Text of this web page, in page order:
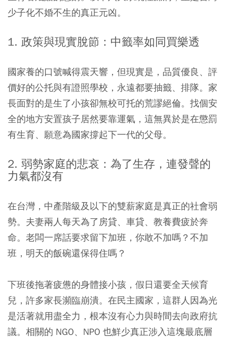
少子化不婚不生的真正元凶。
1. 政策與現實脫節：中籤率如同買樂透
國家養的口號喊得震天響，但現實是，品質優良、評
價好的公托與有證照學校，永遠都要抽籤、排隊。家
長面對的是生了小孩卻無校可托的荒謬絕倫。找個安
全的地方安置孩子居然要靠運氣，這無異於是在懲罰
有生育、願意為國家撐起下一代的父母。
2. 弱勢家庭的悲哀：為了生存，連發聲的
力氣都沒有
在台灣，中產階級及以下的雙薪家庭是真正的社會弱
勢。夫妻兩人每天為了房貸、車貸、教養費疲於奔
命。老闆一席話要求留下加班，你敢不加嗎？不加
班，明天的飯碗還保得住嗎？
下班後拖著疲憊的身體接小孩，假日還要全天候育
兒，許多家長瀕臨崩潰。在民主國家，這群人因為光
是活著就用盡全力，根本沒有心力與時間去向政府抗
議。相關的 NGO、NPO 也鮮少真正涉入這塊最底層